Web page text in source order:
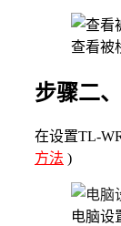
查看被
步骤二
在设置TL-
方法 )
电脑设